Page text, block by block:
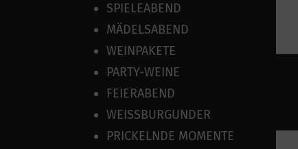
SPIELEABEND
MÄDELSABEND
WEINPAKETE
PARTY-WEINE
FEIERABEND
WEISSBURGUNDER
PRICKELNDE MOMENTE